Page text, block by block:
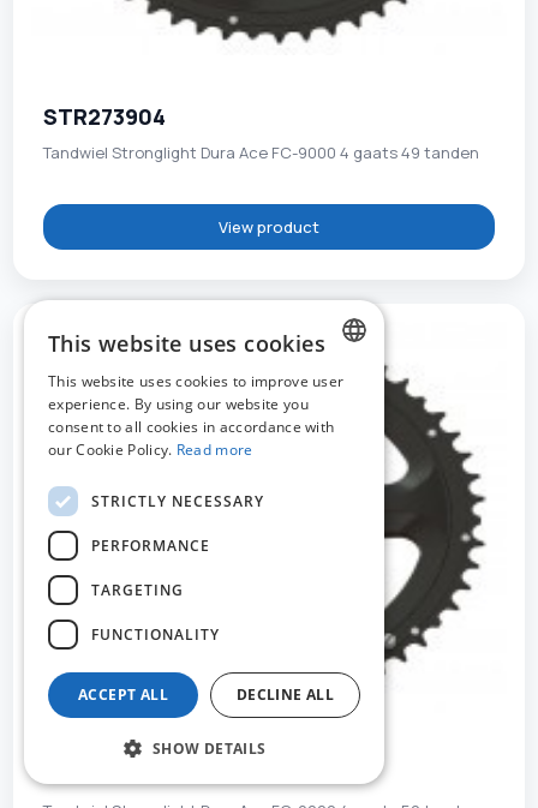
STR273904
Tandwiel Stronglight Dura Ace FC-9000 4 gaats 49 tanden
View product
DUTCH
FRENCH
This website uses cookies
This website uses cookies to improve user
experience. By using our website you
consent to all cookies in accordance with
our Cookie Policy. Read more
STRICTLY NECESSARY
PERFORMANCE
TARGETING
FUNCTIONALITY
ACCEPT ALL DECLINE ALL
SHOW DETAILS